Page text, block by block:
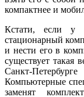
компактнее и
Кстати, если у
стационарный
и нести его в
существует такая
Санкт-
Компьютерные
заменят